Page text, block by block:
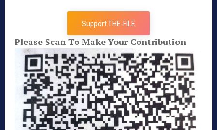
Support THE-FILE
Please Scan To Make Your Contribution